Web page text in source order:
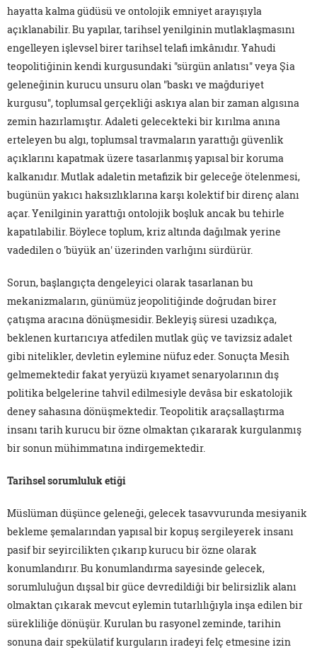
hayatta kalma güdüsü ve ontolojik emniyet arayışıyla
açıklanabilir. Bu yapılar, tarihsel yenilginin mutlaklaşmasını
engelleyen işlevsel birer tarihsel telafi imkânıdır. Yahudi
teopolitiğinin kendi kurgusundaki "sürgün anlatısı" veya Şia
geleneğinin kurucu unsuru olan "baskı ve mağduriyet
kurgusu", toplumsal gerçekliği askıya alan bir zaman algısına
zemin hazırlamıştır. Adaleti gelecekteki bir kırılma anına
erteleyen bu algı, toplumsal travmaların yarattığı güvenlik
açıklarını kapatmak üzere tasarlanmış yapısal bir koruma
kalkanıdır. Mutlak adaletin metafizik bir geleceğe ötelenmesi,
bugünün yakıcı haksızlıklarına karşı kolektif bir direnç alanı
açar. Yenilginin yarattığı ontolojik boşluk ancak bu tehirle
kapatılabilir. Böylece toplum, kriz altında dağılmak yerine
vadedilen o 'büyük an' üzerinden varlığını sürdürür.
Sorun, başlangıçta dengeleyici olarak tasarlanan bu
mekanizmaların, günümüz jeopolitiğinde doğrudan birer
çatışma aracına dönüşmesidir. Bekleyiş süresi uzadıkça,
beklenen kurtarıcıya atfedilen mutlak güç ve tavizsiz adalet
gibi nitelikler, devletin eylemine nüfuz eder. Sonuçta Mesih
gelmemektedir fakat yeryüzü kıyamet senaryolarının dış
politika belgelerine tahvil edilmesiyle devâsa bir eskatolojik
deney sahasına dönüşmektedir. Teopolitik araçsallaştırma
insanı tarih kurucu bir özne olmaktan çıkararak kurgulanmış
bir sonun mühimmatına indirgemektedir.
Tarihsel sorumluluk etiği
Müslüman düşünce geleneği, gelecek tasavvurunda mesiyanik
bekleme şemalarından yapısal bir kopuş sergileyerek insanı
pasif bir seyircilikten çıkarıp kurucu bir özne olarak
konumlandırır. Bu konumlandırma sayesinde gelecek,
sorumluluğun dışsal bir güce devredildiği bir belirsizlik alanı
olmaktan çıkarak mevcut eylemin tutarlılığıyla inşa edilen bir
sürekliliğe dönüşür. Kurulan bu rasyonel zeminde, tarihin
sonuna dair spekülatif kurguların iradeyi felç etmesine izin